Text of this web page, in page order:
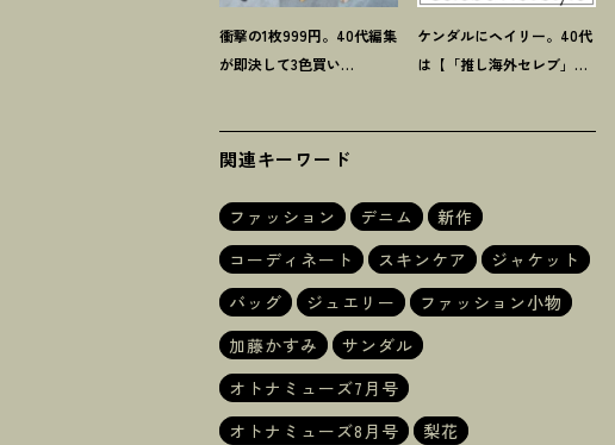
ブラウス¥39,600（サロン アダム エ ロペ）、パンツ¥59,400（フェティコ／ザ
ム）、シューズ¥108,900（サインコサイン／ROKU 青山）、バッグ¥80,300（ヘ
衝撃の1枚999円。40代編集
が即決して3色買い
ケンダルにヘイリー。40代
は【「推し海外セレブ」
関連キーワード
ファッション デニム
新作
コーディネート
スキンケア
ジャケット
バッグ
ジュエリー
ファッション小物
加藤かすみ
サンダル
オトナミューズ7月号
オトナミューズ8月号
梨花